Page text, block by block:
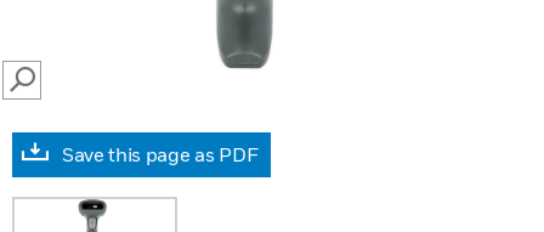
SEARCH
Save this page as PDF